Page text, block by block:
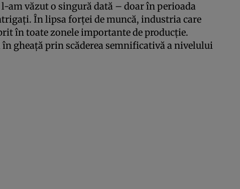
am văzut o singură dată – doar în perioada
În lipsa forţei de muncă, industria care
în toate zonele importante de producţie.
în gheaţă prin scăderea semnificativă a nivelului